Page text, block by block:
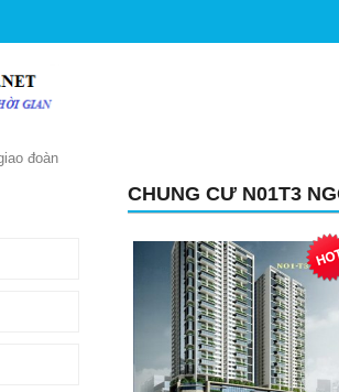
đoàn
CHUNG CƯ N01T3